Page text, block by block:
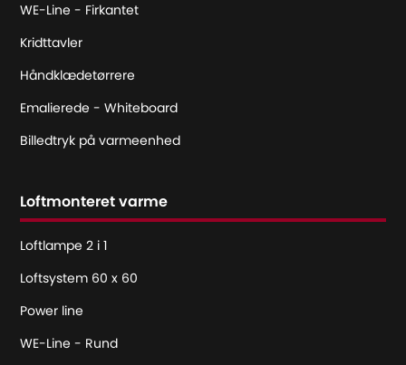
WE-Line - Firkantet
Kridttavler
Håndklædetørrere
Emalierede - Whiteboard
Billedtryk på varmeenhed
Loftmonteret varme
Loftlampe 2 i 1
Loftsystem 60 x 60
Power line
WE-Line - Rund